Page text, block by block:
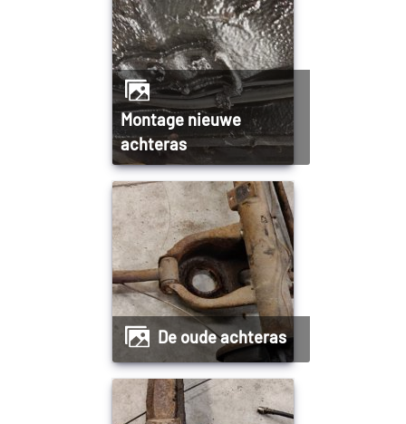
Montage nieuwe
achteras
De oude achteras